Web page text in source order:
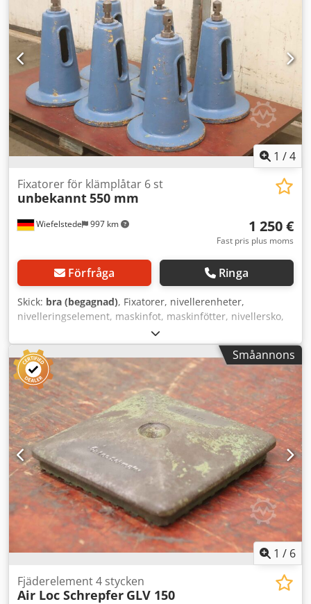
1 /4
Wiefelstede 997 km
Fixatorer för klämplåtar 6 st
unbekannt550 mm
1 250 €
Fast pris plus moms
Förfråga Ringa
Skick: bra (begagnad), Fixatorer, nivellerenheter,
nivelleringselement, maskinfot, maskinfötter, nivellersko,
maskinfundament, nivellersko, kilskor, maskinstöd,
nivellerningsfot, skruvstöd Dsdpfjvz Smyox Ahkokr -
Fixatorer: för fastspänningsplattor / riktningsplattor, 6
stycken - Höjd: justerbar - Infästning: Ø 40 mm -
Pris/avlämning: komplett - Mått: Ø 340/H550 mm - Vikt: 45
kg/styck
Småannons
1 / 6
Fjäderelement 4 stycken
Air Loc Schrepfer GLV 150